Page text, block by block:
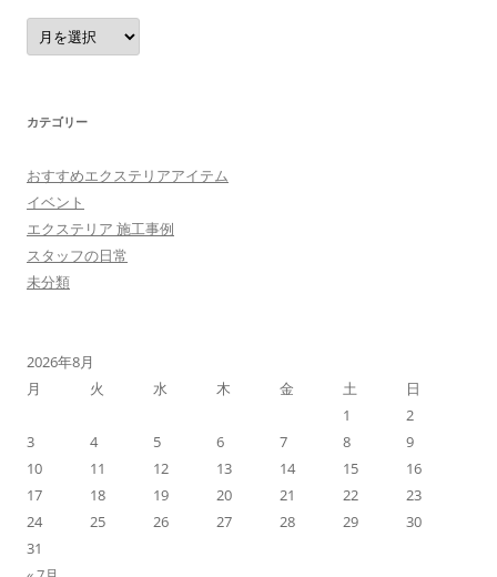
ア
ー
カ
カテゴリー
おすすめエクステリアアイテム
イベント
エクステリア 施工事例
スタッフの日常
未分類
2026年8月
月
火 水 木 金 土
日
1
2
3
4 5 6 7 8
9
10
11 12 13 14 15
16
17
18 19 20 21 22
23
24
25 26 27 28 29
30
31